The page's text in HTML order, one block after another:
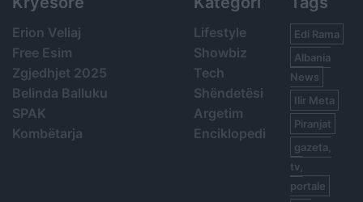
Erion Veliaj
Free Esim
Zgjedhjet 2025
Belinda Balluku
SPAK
Kombëtarja
Lifestyle
Showbiz
Tech
Shëndetësi
Argetim
Enciklopedi
Edi Rama
Albania
News
Ilir Meta
Piranjat
gazeta,
tv,
portale